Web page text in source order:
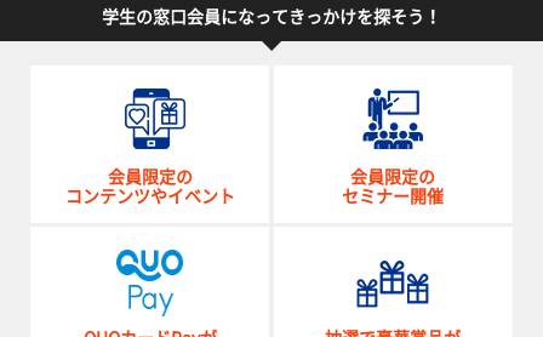
学生の窓口会員になってきっかけを探そう！
会員限定の
コンテンツやイベント
会員限定の
セミナー開催